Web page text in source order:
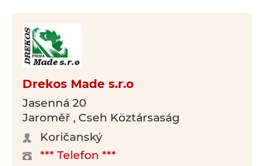
Drekos Made s.r.o
Jasenná 20
Jaroměř , Cseh Köztársaság
Koričanský
*** Telefon ***